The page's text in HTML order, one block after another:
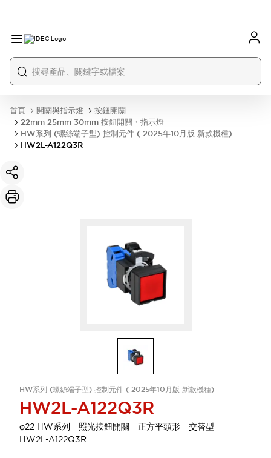
首頁 開關與指示燈
按鈕開關
22mm 25mm 30mm 按鈕開關・指示燈
HW系列 (螺絲端子型) 控制元件 ( 2025年10月版 新款機種)
HW2L-A122Q3R
HW系列 (螺絲端子型) 控制元件 ( 2025年10月版 新款機種)
HW2L-A122Q3R
φ22 HW系列 照光按鈕開關 正方平頭形 交替型
HW2L-A122Q3R